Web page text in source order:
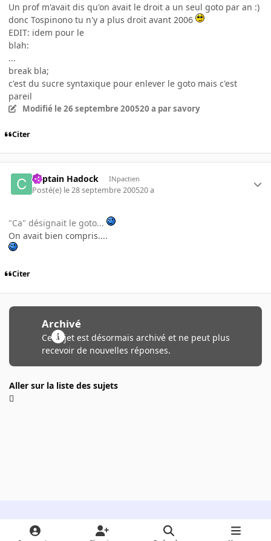
Un prof m'avait dis qu'on avait le droit a un seul goto par an :)
donc Tospinono tu n'y a plus droit avant 2006
EDIT: idem pour le
blah:
...
break bla;
c'est du sucre syntaxique pour enlever le goto mais c'est
pareil
Modifié le 26 septembre 200520 a par savory
Citer
Captain Hadock INpactien
Posté(e) le 28 septembre 200520 a
"Ca" désignait le goto...
On avait bien compris....
Citer
Archivé
Ce sujet est désormais archivé et ne peut plus
recevoir de nouvelles réponses.
Aller sur la liste des sujets
Light ModeDark ModeSystem Preference